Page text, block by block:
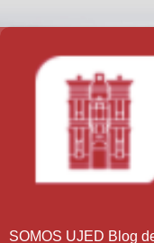
SOMOS UJED Blog